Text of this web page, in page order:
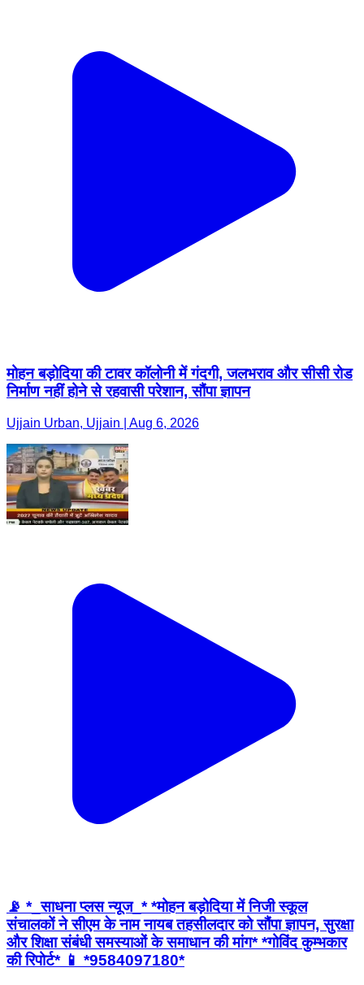
मोहन बड़ोदिया की टावर कॉलोनी में गंदगी, जलभराव और सीसी रोड
निर्माण नहीं होने से रहवासी परेशान, सौंपा ज्ञापन
Ujjain Urban, Ujjain | Aug 6, 2026
📡 *_साधना प्लस न्यूज_* *मोहन बड़ोदिया में निजी स्कूल
संचालकों ने सीएम के नाम नायब तहसीलदार को सौंपा ज्ञापन, सुरक्षा
और शिक्षा संबंधी समस्याओं के समाधान की मांग* *गोविंद कुम्भकार
की रिपोर्ट* 📱 *9584097180*